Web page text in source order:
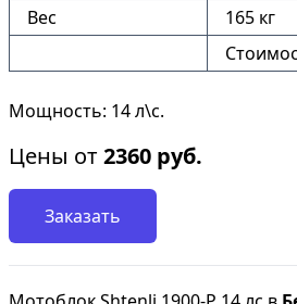
Вес
165 кг
Мощность: 14 л\с.
Цены от2360 руб.
Заказать